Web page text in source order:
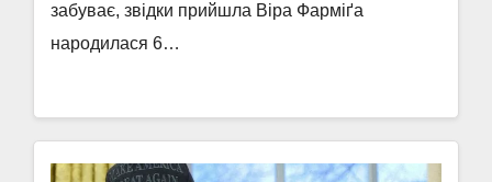
забуває, звідки прийшла Віра Фарміґа
народилася 6…